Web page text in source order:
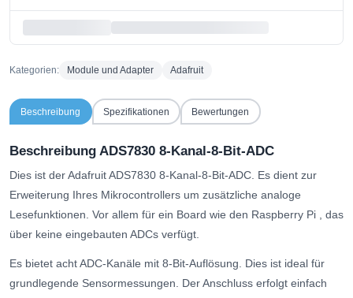
Kategorien: Module und Adapter Adafruit
Beschreibung Spezifikationen Bewertungen
Beschreibung ADS7830 8-Kanal-8-Bit-ADC
Dies ist der Adafruit ADS7830 8-Kanal-8-Bit-ADC. Es dient zur
Erweiterung Ihres Mikrocontrollers um zusätzliche analoge
Lesefunktionen. Vor allem für ein Board wie den Raspberry Pi , das
über keine eingebauten ADCs verfügt.
Es bietet acht ADC-Kanäle mit 8-Bit-Auflösung. Dies ist ideal für
grundlegende Sensormessungen. Der Anschluss erfolgt einfach